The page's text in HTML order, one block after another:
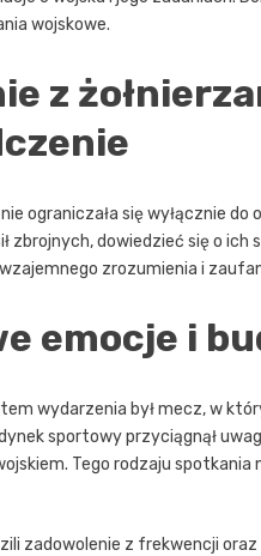
wojskowe.
z
ograniczała się wyłącznie
zbrojnych, dowiedzieć się o
zrozumienia i
emocje i
wydarzenia był mecz, w
sportowy przyciągnął
Tego rodzaju
zadowolenie z frekwencji